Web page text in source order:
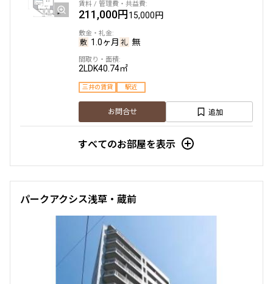
211,000円15,000円
1.0ヶ月 無
2LDK40.74㎡
三井の賃貸 駅近
お問合せ 追加
すべてのお部屋を表示
パークアクシス浅草・蔵前